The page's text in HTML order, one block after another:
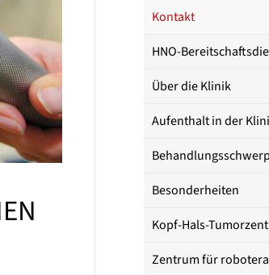
Kontakt
HNO-
Über die Klinik
Aufenthalt in der
Besonderheiten
Kopf-Hals-
Zentrum für